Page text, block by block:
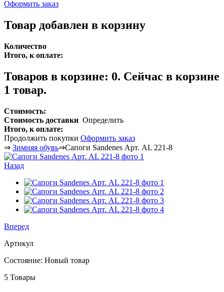
Оформить заказ
Товар добавлен в корзину
Количество
Итого, к оплате:
Товаров в корзине: 0. Сейчас в корзине
1 товар.
Стоимость:
Стоимость доставки Определить
Итого, к оплате:
Продолжить покупки Оформить заказ
⇒ Зимняя обувь⇒Сапоги Sandenes Арт. AL 221-8
Назад
Вперед
Артикул
Состояние: Новый товар
5 Товары